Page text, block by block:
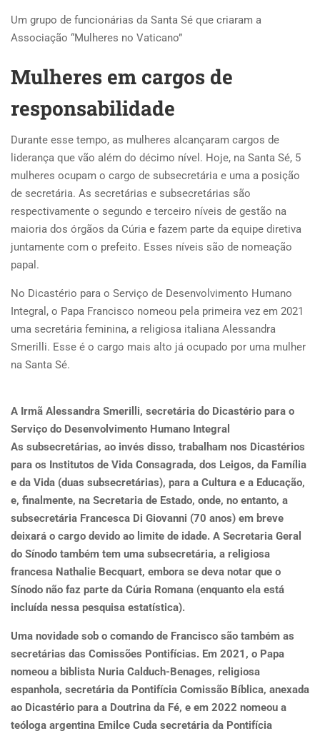
Um grupo de funcionárias da Santa Sé que criaram a
Associação “Mulheres no Vaticano”
Mulheres em cargos de
responsabilidade
Durante esse tempo, as mulheres alcançaram cargos de
liderança que vão além do décimo nível. Hoje, na Santa Sé, 5
mulheres ocupam o cargo de subsecretária e uma a posição
de secretária. As secretárias e subsecretárias são
respectivamente o segundo e terceiro níveis de gestão na
maioria dos órgãos da Cúria e fazem parte da equipe diretiva
juntamente com o prefeito. Esses níveis são de nomeação
papal.
No Dicastério para o Serviço de Desenvolvimento Humano
Integral, o Papa Francisco nomeou pela primeira vez em 2021
uma secretária feminina, a religiosa italiana Alessandra
Smerilli. Esse é o cargo mais alto já ocupado por uma mulher
na Santa Sé.
A Irmã Alessandra Smerilli, secretária do Dicastério para o
Serviço do Desenvolvimento Humano Integral
As subsecretárias, ao invés disso, trabalham nos Dicastérios
para os Institutos de Vida Consagrada, dos Leigos, da Família
e da Vida (duas subsecretárias), para a Cultura e a Educação,
e, finalmente, na Secretaria de Estado, onde, no entanto, a
subsecretária Francesca Di Giovanni (70 anos) em breve
deixará o cargo devido ao limite de idade. A Secretaria Geral
do Sínodo também tem uma subsecretária, a religiosa
francesa Nathalie Becquart, embora se deva notar que o
Sínodo não faz parte da Cúria Romana (enquanto ela está
incluída nessa pesquisa estatística).
Uma novidade sob o comando de Francisco são também as
secretárias das Comissões Pontifícias. Em 2021, o Papa
nomeou a biblista Nuria Calduch-Benages, religiosa
espanhola, secretária da Pontifícia Comissão Bíblica, anexada
ao Dicastério para a Doutrina da Fé, e em 2022 nomeou a
teóloga argentina Emilce Cuda secretária da Pontifícia